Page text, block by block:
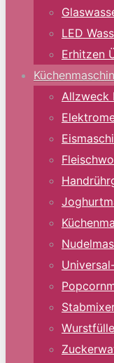
LED
Erhitzen
Allzweck